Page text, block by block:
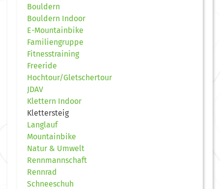
Bouldern
Bouldern Indoor
E-Mountainbike
Familiengruppe
Fitnesstraining
Freeride
Hochtour/Gletschertour
JDAV
Klettern Indoor
Klettersteig
Langlauf
Mountainbike
Natur & Umwelt
Rennmannschaft
Rennrad
Schneeschuh